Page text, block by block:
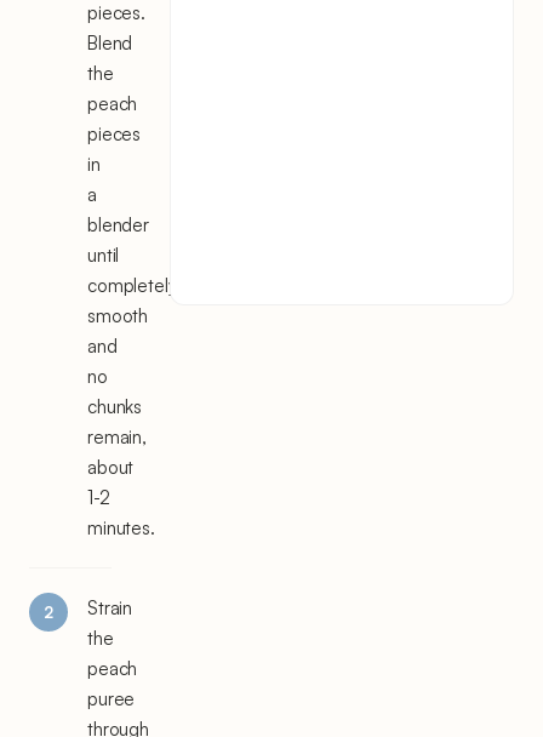
pieces.
Blend
the
peach
pieces
in
a
blender
until
completely
smooth
and
no
chunks
remain,
about
1-2
minutes.
Strain
the
peach
puree
through